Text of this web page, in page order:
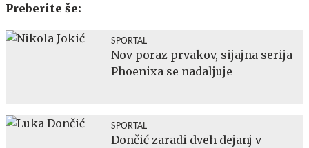
Preberite še:
SPORTAL
Nov poraz prvakov, sijajna serija
Phoenixa se nadaljuje
SPORTAL
Dončić zaradi dveh dejanj v